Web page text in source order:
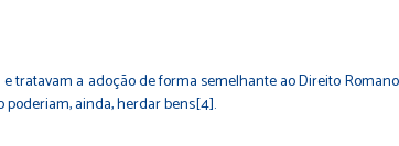
a adoção de forma semelhante ao Direito
poderiam, ainda, herdar bens[4].